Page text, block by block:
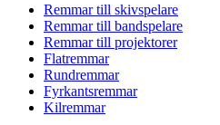
Remmar till skivspelare
Remmar till bandspelare
Remmar till projektorer
Flatremmar
Rundremmar
Fyrkantsremmar
Kilremmar